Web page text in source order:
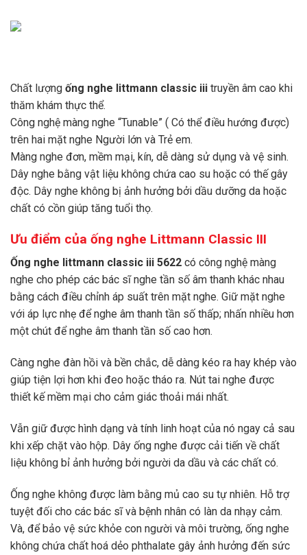
Chất lượng ống nghe littmann classic iii truyền âm cao khi
thăm khám thực thể.
Công nghệ màng nghe “Tunable” ( Có thể điều hướng được)
trên hai mặt nghe Người lớn và Trẻ em.
Màng nghe đơn, mềm mại, kín, dễ dàng sử dụng và vệ sinh.
Dây nghe bằng vật liệu không chứa cao su hoặc có thế gây
độc. Dây nghe không bị ảnh hưởng bởi dầu dưỡng da hoặc
chất có cồn giúp tăng tuổi thọ.
Ưu điểm của ống nghe Littmann Classic III
Ống nghe littmann classic iii 5622 có công nghệ màng
nghe cho phép các bác sĩ nghe tần số âm thanh khác nhau
bằng cách điều chỉnh áp suất trên mặt nghe. Giữ mặt nghe
với áp lực nhẹ để nghe âm thanh tần số thấp; nhấn nhiều hơn
một chút để nghe âm thanh tần số cao hơn.
Càng nghe đàn hồi và bền chắc, dễ dàng kéo ra hay khép vào
giúp tiện lợi hơn khi đeo hoặc tháo ra. Nút tai nghe được
thiết kế mềm mại cho cảm giác thoải mái nhất.
Vẫn giữ được hình dạng và tính linh hoạt của nó ngay cả sau
khi xếp chặt vào hộp. Dây ống nghe được cải tiến về chất
liệu không bỉ ảnh hưởng bởi người da dầu và các chất có.
Ống nghe không được làm bằng mủ cao su tự nhiên. Hỗ trợ
tuyệt đối cho các bác sĩ và bệnh nhân có làn da nhạy cảm.
Và, để bảo vệ sức khỏe con người và môi trường, ống nghe
không chứa chất hoá dẻo phthalate gây ảnh hưởng đến sức